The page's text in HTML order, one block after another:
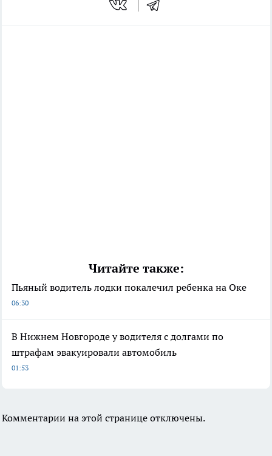
Читайте также:
Пьяный водитель лодки покалечил ребенка на Оке
06:30
В Нижнем Новгороде у водителя с долгами по
штрафам эвакуировали автомобиль
01:53
Комментарии на этой странице отключены.